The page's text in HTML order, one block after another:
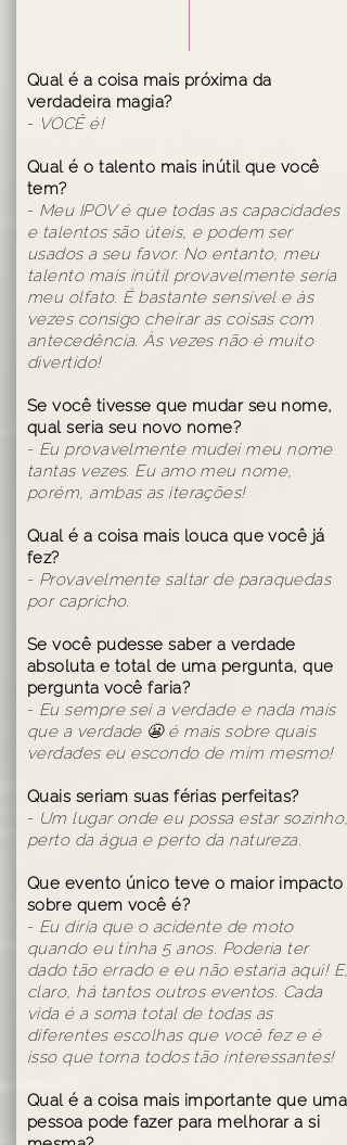
Qual é a coisa mais próxima da
verdadeira magia?
- VOCÊ é!
Qual é o talento mais inútil que você
tem?
- Meu IPOV é que todas as capacidades
e talentos são úteis, e podem ser
usados a seu favor. No entanto, meu
talento mais inútil provavelmente seria
meu olfato. É bastante sensível e às
vezes consigo cheirar as coisas com
antecedência. Às vezes não é muito
divertido!
Se você tivesse que mudar seu nome,
qual seria seu novo nome?
- Eu provavelmente mudei meu nome
tantas vezes. Eu amo meu nome,
porém, ambas as iterações!
Qual é a coisa mais louca que você já
fez?
- Provavelmente saltar de paraquedas
por capricho.
Se você pudesse saber a verdade
absoluta e total de uma pergunta, que
pergunta você faria?
- Eu sempre sei a verdade e nada mais
que a verdade 😬 é mais sobre quais
verdades eu escondo de mim mesmo!
Quais seriam suas férias perfeitas?
- Um lugar onde eu possa estar sozinho,
perto da água e perto da natureza.
Que evento único teve o maior impacto
sobre quem você é?
- Eu diria que o acidente de moto
quando eu tinha 5 anos. Poderia ter
dado tão errado e eu não estaria aqui! E,
claro, há tantos outros eventos. Cada
vida é a soma total de todas as
diferentes escolhas que você fez e é
isso que torna todos tão interessantes!
Qual é a coisa mais importante que uma
pessoa pode fazer para melhorar a si